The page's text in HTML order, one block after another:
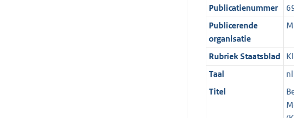
a
a
Publicatienummer
Publicerende
organisatie
Rubriek Staatsblad
Taal
nl
Titel